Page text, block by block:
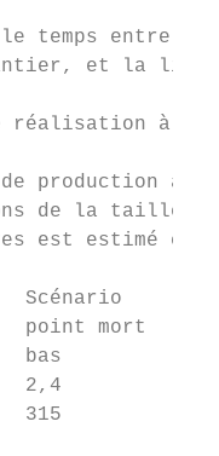
temps entre
et la
réalisation à
de production
de la taille
est estimé
Scénario
mort
bas
2,4
315